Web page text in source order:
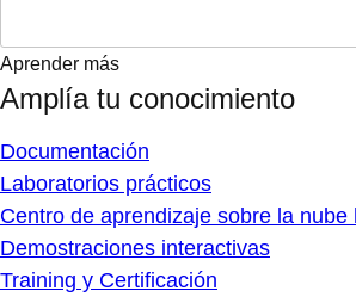
Aprender más
Amplía tu conocimiento
Documentación
Laboratorios prácticos
Centro de aprendizaje sobre la nube
Demostraciones interactivas
Training y Certificación